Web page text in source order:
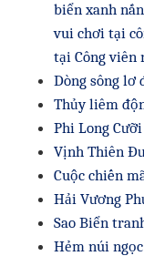
biển xanh
vui chơi tại
tại Công viên
Dòng sông lơ
Thủy liêm
Phi Long Cưỡi
Vịnh Thiên
Cuộc chiến
Hải Vương
Sao Biển
Hẻm núi